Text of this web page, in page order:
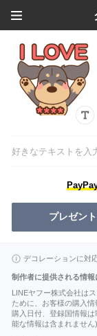
好きなテキストを入
プレゼン
デコレーションに対
制作者に提供される情報
LINEヤフー株式会社は
ために、お客様の購入情
購入日付、登録国情報
能な情報は含まれません)